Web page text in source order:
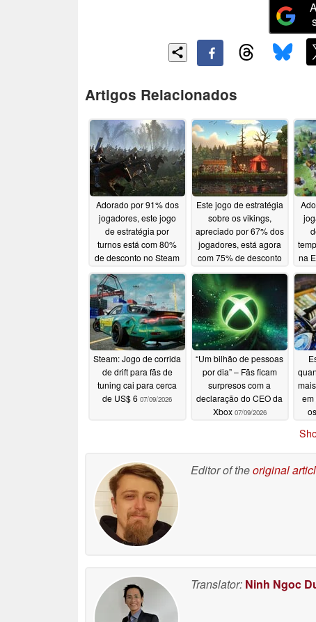
Artigos Relacionados
Adorado por 91% dos
jogadores, este jogo
de estratégia por
turnos está com 80%
de desconto no Steam
07/14/2026
Este jogo de estratégia
sobre os vikings,
apreciado por 67% dos
jogadores, está agora
com 75% de desconto
07/12/2026
na
Steam: Jogo de corrida
de drift para fãs de
tuning cai para cerca
de US$ 6 07/09/2026
“Um bilhão de pessoas
por dia” – Fãs ficam
surpresos com a
declaração do CEO da
Xbox 07/09/2026
em
Editor of theoriginal
Translator: Ninh Ngoc